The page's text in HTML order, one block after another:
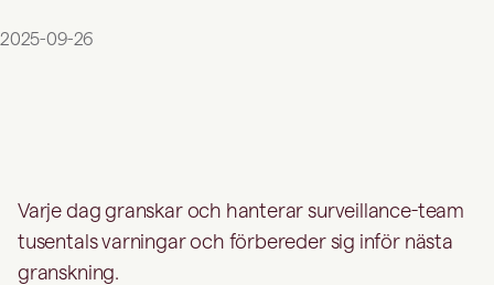
2025-09-26
Varje dag granskar och hanterar surveillance-team
tusentals varningar och förbereder sig inför nästa
granskning.